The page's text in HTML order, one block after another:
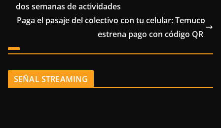
dos semanas de actividades
Paga el pasaje del colectivo con tu celular: Temuco
estrena pago con código QR
SEÑAL STREAMING